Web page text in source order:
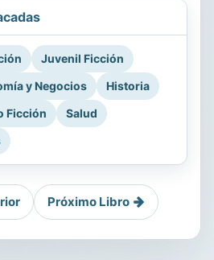
Juvenil Ficción
y Negocios
Historia
Ficción
Salud
Próximo Libro